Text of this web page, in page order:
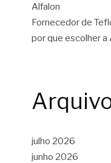
Alfalon
Fornecedor de
por que escolher a
julho 2026
junho 2026